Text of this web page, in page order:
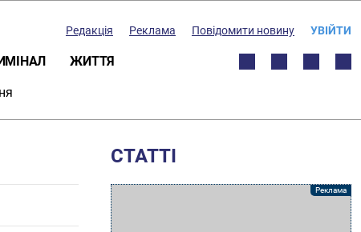
Редакція Реклама Повідомити новину УВІЙТИ
ЖИТТЯ
СТАТТІ